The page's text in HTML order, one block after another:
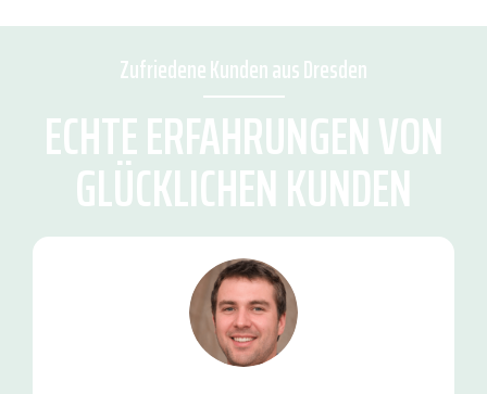
Zufriedene Kunden aus Dresden
ECHTE ERFAHRUNGEN VON
GLÜCKLICHEN KUNDEN